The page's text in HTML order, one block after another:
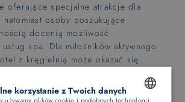
oferujące specjalne atrakcje dla
natomiast osoby poszukujące
docenią możliwość
spa. Dla miłośników aktywnego
z kręgielnią może okazać się
korzystanie z Twoich danych
używamy plików cookie i podobnych technologii